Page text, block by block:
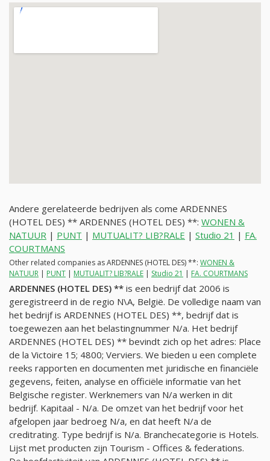
Andere gerelateerde bedrijven als come ARDENNES
(HOTEL DES) ** ARDENNES (HOTEL DES) **: WONEN &
NATUUR | PUNT | MUTUALIT? LIB?RALE | Studio 21 | FA.
COURTMANS
Other related companies as ARDENNES (HOTEL DES) **: WONEN &
NATUUR | PUNT | MUTUALIT? LIB?RALE | Studio 21 | FA. COURTMANS
ARDENNES (HOTEL DES) ** is een bedrijf dat 2006 is
geregistreerd in de regio N\A, België. De volledige naam van
het bedrijf is ARDENNES (HOTEL DES) **, bedrijf dat is
toegewezen aan het belastingnummer N/a. Het bedrijf
ARDENNES (HOTEL DES) ** bevindt zich op het adres: Place
de la Victoire 15; 4800; Verviers. We bieden u een complete
reeks rapporten en documenten met juridische en financiële
gegevens, feiten, analyse en officiële informatie van het
Belgische register. Werknemers van N/a werken in dit
bedrijf. Kapitaal - N/a. De omzet van het bedrijf voor het
afgelopen jaar bedroeg N/a, en dat heeft N/a de
creditrating. Type bedrijf is N/a. Branchecategorie is Hotels.
Lijst met producten zijn Tourism - Offices & federations.